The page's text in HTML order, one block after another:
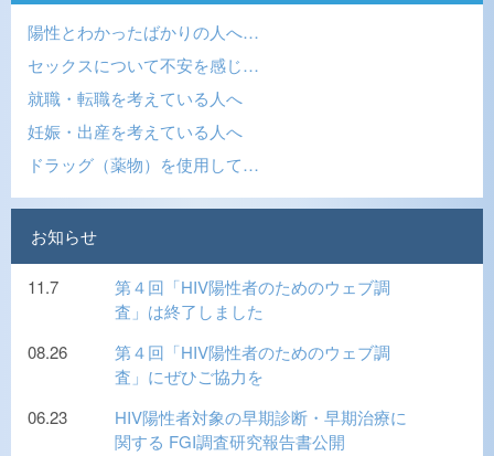
陽性とわかったばかりの人へ…
セックスについて不安を感じ…
就職・転職を考えている人へ
妊娠・出産を考えている人へ
ドラッグ（薬物）を使用して…
お知らせ
11.7
第４回「HIV陽性者のためのウェブ調
査」は終了しました
08.26
第４回「HIV陽性者のためのウェブ調
査」にぜひご協力を
06.23
HIV陽性者対象の早期診断・早期治療に
関する FGI調査研究報告書公開